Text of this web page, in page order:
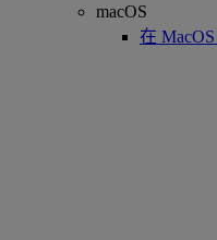
macOS
在